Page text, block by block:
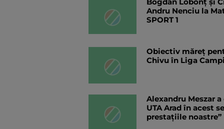
Andru Nenciu la
SPORT 1
Obiectiv măreț
Chivu în Liga
Alexandru Meszar
UTA Arad în acest
prestațiile noastre”